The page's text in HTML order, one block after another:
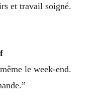
et travail soigné.
le week-end.